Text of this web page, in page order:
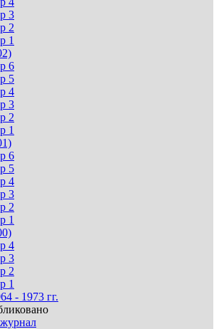
3
2
1
6
5
4
3
2
1
6
5
4
3
2
1
4
3
2
1
- 1973 гг.